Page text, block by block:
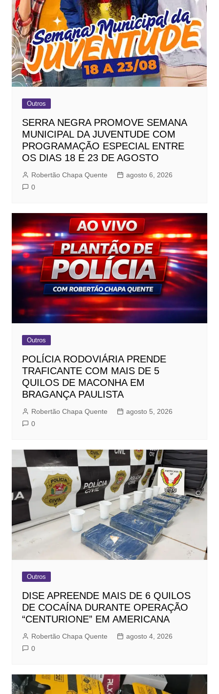
Outros
SERRA NEGRA PROMOVE SEMANA
MUNICIPAL DA JUVENTUDE COM
PROGRAMAÇÃO ESPECIAL ENTRE
OS DIAS 18 E 23 DE AGOSTO
Robertão Chapa Quente
agosto 6, 2026
0
Outros
POLÍCIA RODOVIÁRIA PRENDE
TRAFICANTE COM MAIS DE 5
QUILOS DE MACONHA EM
BRAGANÇA PAULISTA
Robertão Chapa Quente
agosto 5, 2026
0
Outros
DISE APREENDE MAIS DE 6 QUILOS
DE COCAÍNA DURANTE OPERAÇÃO
“CENTURIONE” EM AMERICANA
Robertão Chapa Quente
agosto 4, 2026
0